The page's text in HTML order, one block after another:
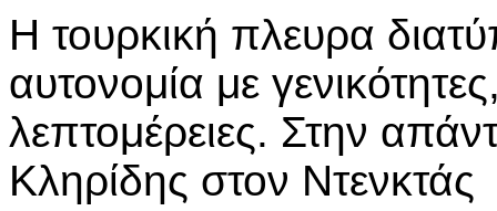
Η τουρκική πλευρα
αυτονομία με
λεπτομέρειες. Στην
Κληρίδης στον Ντενκτάς